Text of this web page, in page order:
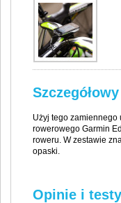
Użyj tego
rowerowego Garmin
roweru. W zestawie
opaski.
Opinie i